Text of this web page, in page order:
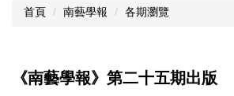
首頁 南藝學報 各期瀏覽
《南藝學報》第二十五期出版